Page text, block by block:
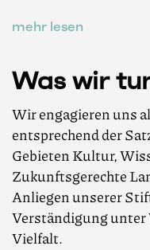
mehr lesen
Was wir
Wir engagieren uns
entsprechend der
Gebieten Kultur,
Zukunftsgerechte
Anliegen unserer
Verständigung
Vielfalt.